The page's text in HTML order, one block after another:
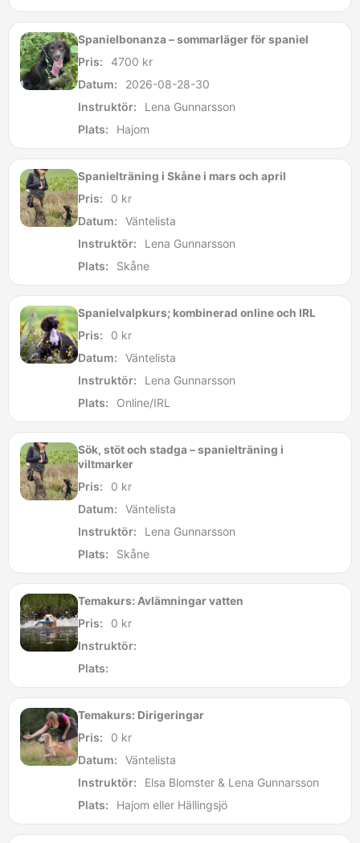
Spanielbonanza – sommarläger för spaniel
Pris: 4700 kr
Datum:
2026-08-28-30
Instruktör:
Lena Gunnarsson
Plats:
Hajom
Spanielträning i Skåne i mars och april
Pris: 0 kr
Datum:
Väntelista
Instruktör:
Lena Gunnarsson
Plats:
Skåne
Spanielvalpkurs; kombinerad online och IRL
Pris: 0 kr
Datum:
Väntelista
Instruktör:
Lena Gunnarsson
Plats:
Online/IRL
Sök, stöt och stadga – spanielträning i
viltmarker
Pris: 0 kr
Datum:
Väntelista
Instruktör:
Lena Gunnarsson
Plats:
Skåne
Temakurs: Avlämningar vatten
Pris: 0 kr
Instruktör:
Plats:
Temakurs: Dirigeringar
Pris: 0 kr
Datum:
Väntelista
Instruktör:
Elsa Blomster & Lena Gunnarsson
Plats:
Hajom eller Hällingsjö